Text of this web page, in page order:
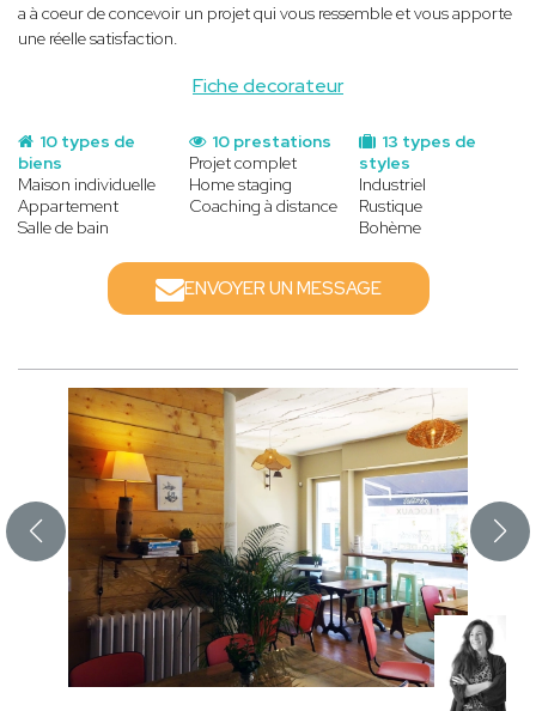
Fiche decorateur
a à coeur de concevoir un projet qui vous ressemble et vous apporte
une réelle satisfaction.
10 types de
biens
Maison individuelle
Appartement
Salle de bain
13 types de
styles
Industriel
Rustique
Bohème
10 prestations
Projet complet
Home staging
Coaching à distance
ENVOYER UN MESSAGE